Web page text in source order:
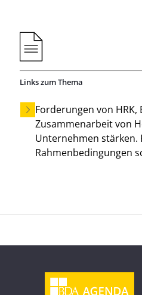
Links zum Thema
Forderungen von HRK,
Zusammenarbeit von
Unternehmen
Rahmenbedingungen